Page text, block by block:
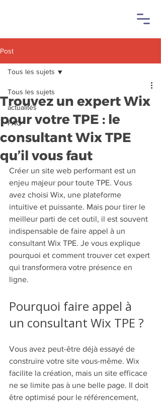
Post
Tous les sujets
actualités
FAQ
Tous les sujets
Trouvez un expert Wix
pour votre TPE : le
consultant Wix TPE
qu’il vous faut
Créer un site web performant est un
enjeu majeur pour toute TPE. Vous
avez choisi Wix, une plateforme
intuitive et puissante. Mais pour tirer le
meilleur parti de cet outil, il est souvent
indispensable de faire appel à un
consultant Wix TPE. Je vous explique
pourquoi et comment trouver cet expert
qui transformera votre présence en
ligne.
Pourquoi faire appel à
un consultant Wix TPE ?
Vous avez peut-être déjà essayé de
construire votre site vous-même. Wix
facilite la création, mais un site efficace
ne se limite pas à une belle page. Il doit
être optimisé pour le référencement,